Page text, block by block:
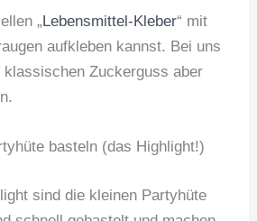
„ Lebensmittel-Kleber“ mit
aufkleben kannst. Bei uns
klassischen Zuckerguss aber
basteln (das Highlight!)
sind die kleinen Partyhüte